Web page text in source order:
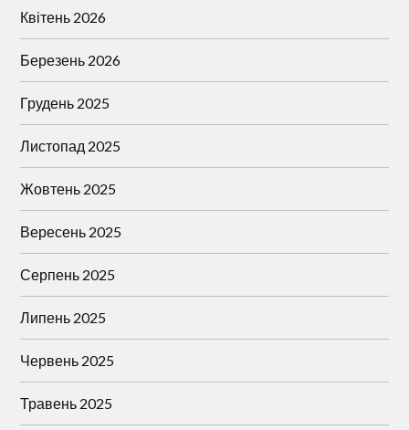
Квітень 2026
Березень 2026
Грудень 2025
Листопад 2025
Жовтень 2025
Вересень 2025
Серпень 2025
Липень 2025
Червень 2025
Травень 2025